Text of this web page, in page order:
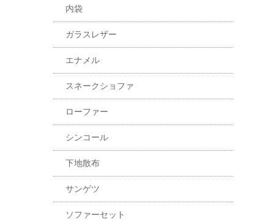
内袋
ガラスレザー
エナメル
スネークショファ
ローファー
シンコール
下地散布
サンゲツ
ソファーセット